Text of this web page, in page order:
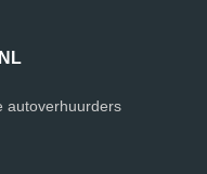
autoverhuurders